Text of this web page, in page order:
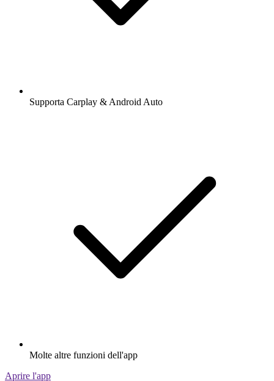
Supporta Carplay & Android Auto
Molte altre funzioni dell'app
Aprire l'app